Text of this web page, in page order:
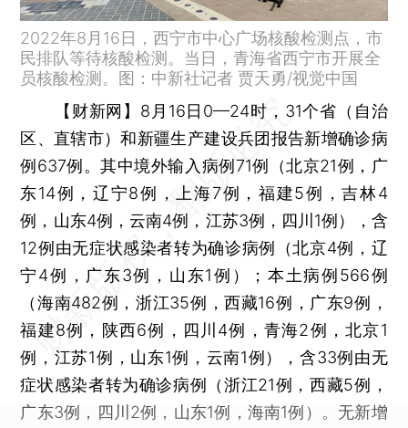
2022年8月16日，西宁市中心广场核酸检测点，市
民排队等待核酸检测。当日，青海省西宁市开展全
员核酸检测。图：中新社记者 贾天勇/视觉中国
【财新网】 8月16日0—24时，31个省（自治
区、直辖市）和新疆生产建设兵团报告新增确诊病
例637例。其中境外输入病例71例（北京21例，广
东14例，辽宁8例，上海7例，福建5例，吉林4
例，山东4例，云南4例，江苏3例，四川1例），含
12例由无症状感染者转为确诊病例（北京4例，辽
宁4例，广东3例，山东1例）；本土病例566例
（海南482例，浙江35例，西藏16例，广东9例，
福建8例，陕西6例，四川4例，青海2例，北京1
例，江苏1例，山东1例，云南1例），含33例由无
症状感染者转为确诊病例（浙江21例，西藏5例，
广东3例，四川2例，山东1例，海南1例）。无新增